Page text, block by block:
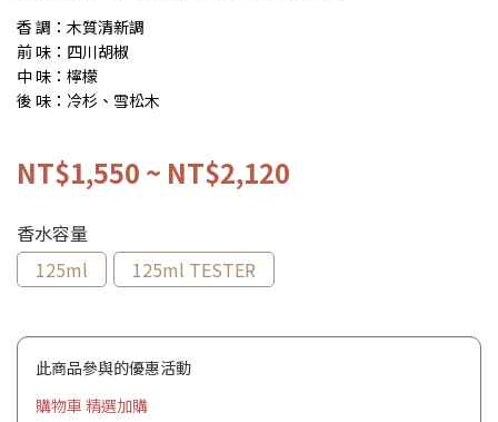
香 調：木質清新調
前 味：四川胡椒
中 味：檸檬
後 味：冷杉、雪松木
NT$1,550 ~ NT$2,120
香水容量
125ml
125ml TESTER
此商品參與的優惠活動
購物車 精選加購